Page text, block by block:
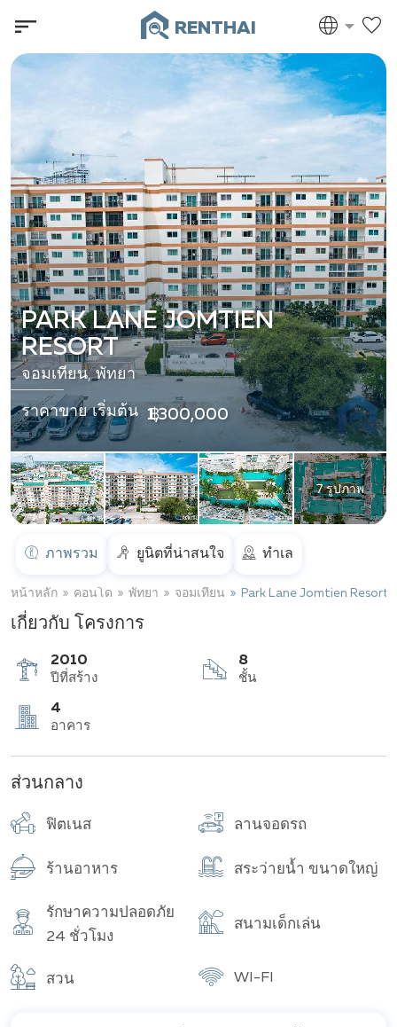
RENTHAI
7 รูปภาพ
PARK LANE JOMTIEN
RESORT
จอมเทียน, พัทยา
ราคาขาย เริ่มต้น ฿ 1,300,000
ภาพรวม ยูนิตที่น่าสนใจ ทำเล
หน้าหลัก คอนโด พัทยา จอมเทียน Park Lane Jomtien Resort
เกี่ยวกับ โครงการ
2010
ปีที่สร้าง ชั้น
4
ส่วนกลาง
ฟิตเนส ลานจอดรถ
ร้านอาหาร สระว่ายน้ำ ขนาดใหญ่
รักษาความปลอดภัย
24 ชั่วโมง
สนามเด็กเล่น
สวน WI-FI